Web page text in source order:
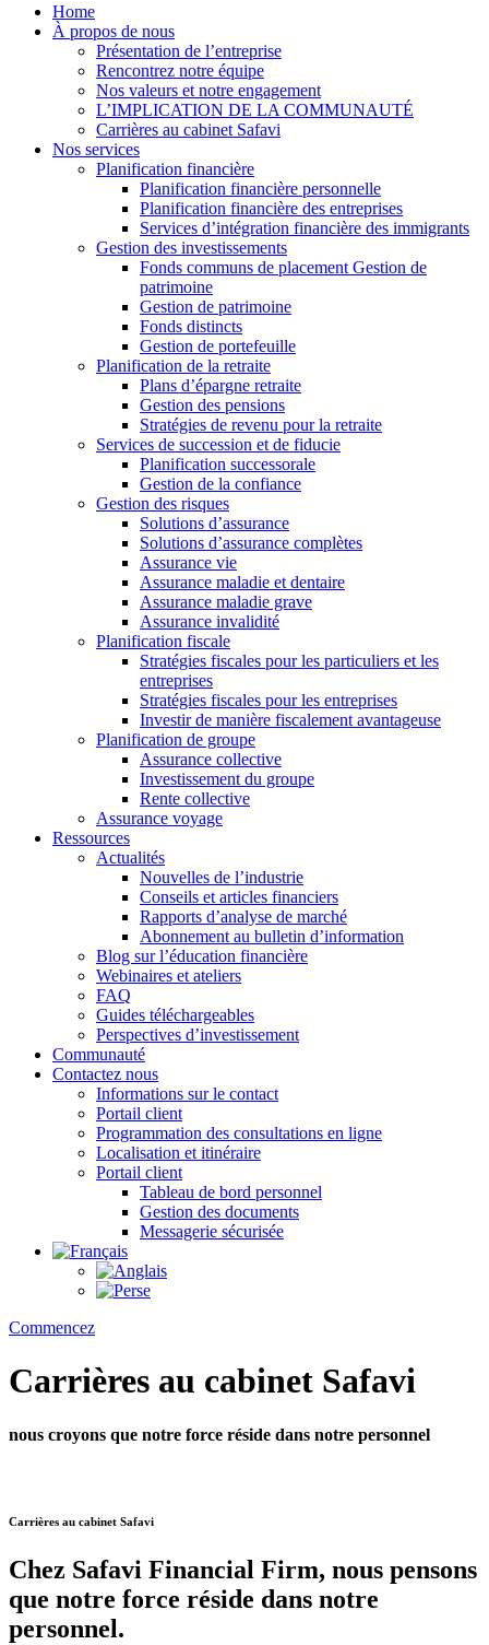
Home
À propos de nous
Présentation de l’entreprise
Rencontrez notre équipe
Nos valeurs et notre engagement
L’IMPLICATION DE LA COMMUNAUTÉ
Carrières au cabinet Safavi
Nos services
Planification financière
Planification financière personnelle
Planification financière des entreprises
Services d’intégration financière des immigrants
Gestion des investissements
Fonds communs de placement Gestion de
patrimoine
Gestion de patrimoine
Fonds distincts
Gestion de portefeuille
Planification de la retraite
Plans d’épargne retraite
Gestion des pensions
Stratégies de revenu pour la retraite
Services de succession et de fiducie
Planification successorale
Gestion de la confiance
Gestion des risques
Solutions d’assurance
Solutions d’assurance complètes
Assurance vie
Assurance maladie et dentaire
Assurance maladie grave
Assurance invalidité
Planification fiscale
Stratégies fiscales pour les particuliers et les
entreprises
Stratégies fiscales pour les entreprises
Investir de manière fiscalement avantageuse
Planification de groupe
Assurance collective
Investissement du groupe
Rente collective
Assurance voyage
Ressources
Actualités
Nouvelles de l’industrie
Conseils et articles financiers
Rapports d’analyse de marché
Abonnement au bulletin d’information
Blog sur l’éducation financière
Webinaires et ateliers
FAQ
Guides téléchargeables
Perspectives d’investissement
Communauté
Contactez nous
Informations sur le contact
Portail client
Programmation des consultations en ligne
Localisation et itinéraire
Portail client
Tableau de bord personnel
Gestion des documents
Messagerie sécurisée
Commencez
Carrières au cabinet Safavi
nous croyons que notre force réside dans notre personnel
Carrières au cabinet Safavi
Chez Safavi Financial Firm, nous pensons
que notre force réside dans notre
personnel.